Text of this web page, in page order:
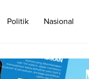
Politik Nasional